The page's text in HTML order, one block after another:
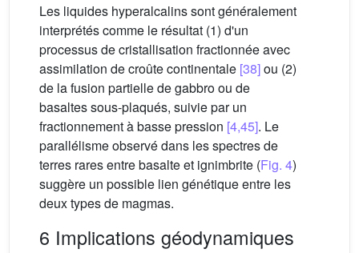
Les liquides hyperalcalins sont généralement
interprétés comme le résultat (1) d'un
processus de cristallisation fractionnée avec
assimilation de croûte continentale [38]ou (2)
de la fusion partielle de gabbro ou de
basaltes sous-plaqués, suivie par un
fractionnement à basse pression [4,45]. Le
parallélisme observé dans les spectres de
terres rares entre basalte et ignimbrite (Fig. 4)
suggère un possible lien génétique entre les
deux types de magmas.
6 Implications géodynamiques